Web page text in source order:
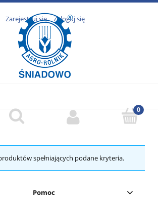
Zarejestruj się Zaloguj się
spełniających podane kryteria.
Pomoc